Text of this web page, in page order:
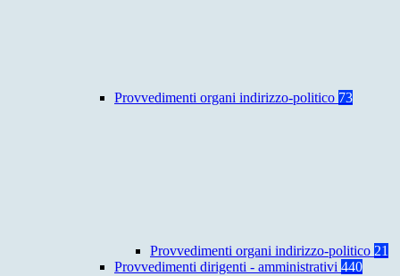
Provvedimenti organi indirizzo-politico 73
Provvedimenti organi indirizzo-politico 21
Provvedimenti dirigenti - amministrativi 440